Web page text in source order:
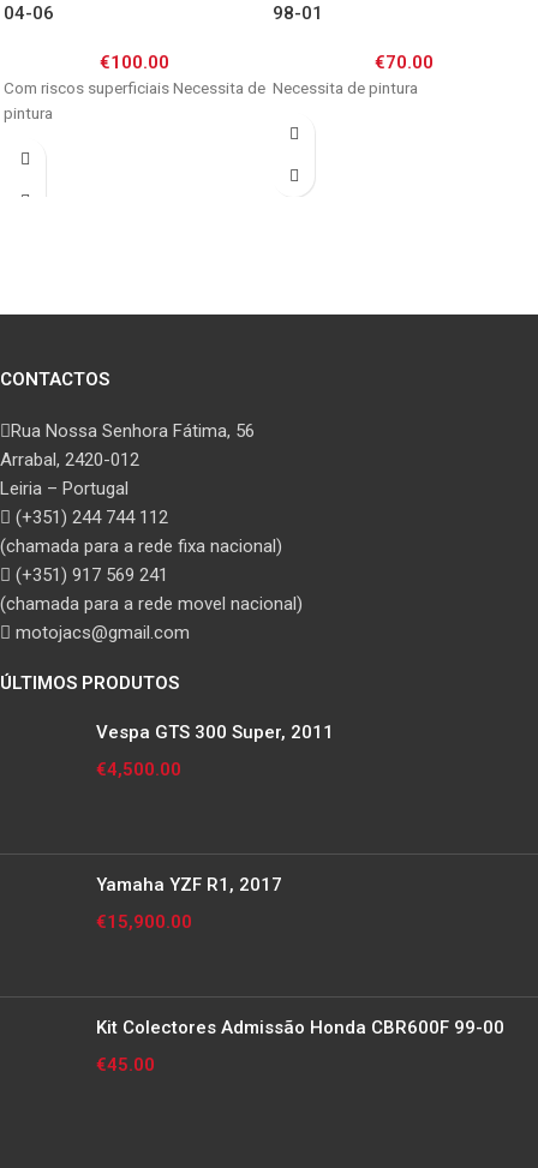
04-06
€100.00
Com riscos superficiais Necessita de
pintura
98-01
€70.00
Necessita de pintura
CONTACTOS
Rua Nossa Senhora Fátima, 56
Arrabal, 2420-012
Leiria – Portugal
(+351) 244 744 112
(chamada para a rede fixa nacional)
(+351) 917 569 241
(chamada para a rede movel nacional)
motojacs@gmail.com
ÚLTIMOS PRODUTOS
Vespa GTS 300 Super, 2011
€4,500.00
Yamaha YZF R1, 2017
€15,900.00
Kit Colectores Admissão Honda CBR600F 99-00
€45.00